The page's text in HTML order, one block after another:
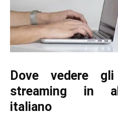
Dove vedere
streaming in
italiano